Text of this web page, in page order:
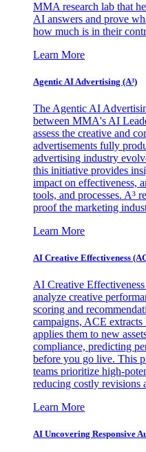
MMA research lab that
AI answers and prove
how much is in their
Learn More
Agentic AI Advertising (A³)
The Agentic AI
between MMA's AI
assess the creative and
advertisements fully
advertising industry
this initiative provides
impact on effectiveness,
tools, and processes. A³
proof the marketing
Learn More
AI Creative Effectiveness
AI Creative
analyze creative
scoring and
campaigns, ACE extracts
applies them to new
compliance, predicting
before you go live. This
teams prioritize high-
reducing costly revisions
Learn More
AI Uncovering Responsive